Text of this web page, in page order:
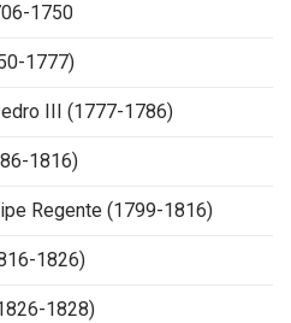
1750
1777)
III (1777-1786)
1816)
Regente (1799-1816)
1826)
1828)